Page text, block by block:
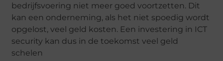
bedrijfsvoering niet meer goed voortzetten. Dit
kan een onderneming, als het niet spoedig wordt
opgelost, veel geld kosten. Een investering in ICT
security kan dus in de toekomst veel geld
schelen